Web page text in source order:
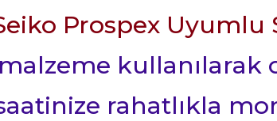
Prospex Uyumlu
rahatlıkla